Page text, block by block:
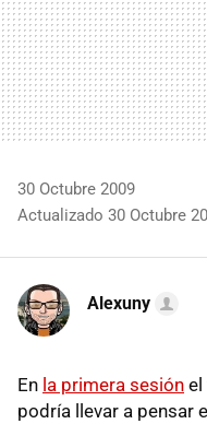
30 Octubre 2009
Actualizado 30 Octubre
Alexuny
En la primera sesión el
podría llevar a pensar